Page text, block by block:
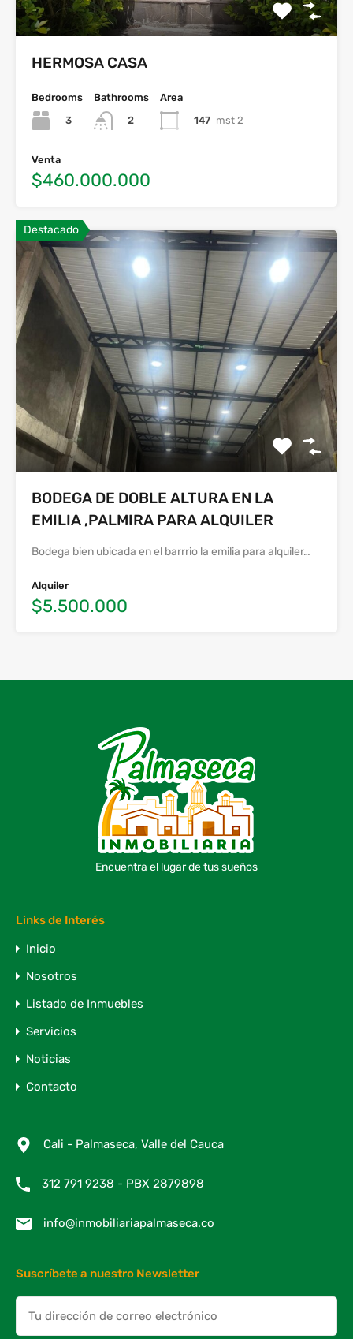
HERMOSA CASA
Bedrooms
3
Bathrooms
2
Area
147 mst 2
Venta
$460.000.000
Destacado
BODEGA DE DOBLE ALTURA EN LA
EMILIA ,PALMIRA PARA ALQUILER
Bodega bien ubicada en el barrrio la emilia para alquiler…
Alquiler
$5.500.000
Encuentra el lugar de tus sueños
Links de Interés
Inicio
Nosotros
Listado de Inmuebles
Servicios
Noticias
Contacto
Cali - Palmaseca, Valle del Cauca
312 791 9238 - PBX 2879898
info@inmobiliariapalmaseca.co
Suscríbete a nuestro Newsletter